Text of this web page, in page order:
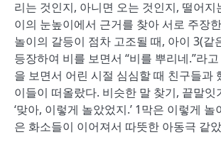
리는 것인지, 아니면 오는 것인지, 떨어지
이의 눈높이에서 근거를 찾아 서로 주장
놀이의 갈등이 점차 고조될 때, 아이 3(같
등장하여 비를 보면서 “비를 뿌리네.”라
을 보면서 어린 시절 심심할 때 친구들과
이들이 떠올랐다. 비슷한 말 찾기, 끝말잇
‘맞아, 이렇게 놀았었지.’ 1막은 이렇게
은 화소들이 이어져서 따뜻한 아동극 같